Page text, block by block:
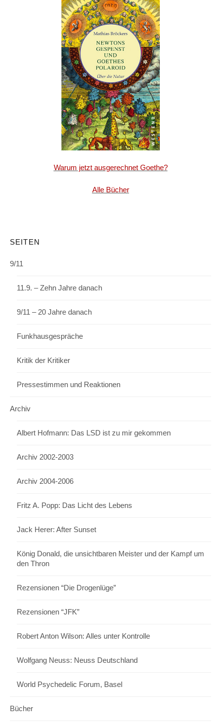
Warum jetzt ausgerechnet Goethe?
Alle Bücher
SEITEN
9/11
11.9. – Zehn Jahre danach
9/11 – 20 Jahre danach
Funkhausgespräche
Kritik der Kritiker
Pressestimmen und Reaktionen
Archiv
Albert Hofmann: Das LSD ist zu mir gekommen
Archiv 2002-2003
Archiv 2004-2006
Fritz A. Popp: Das Licht des Lebens
Jack Herer: After Sunset
König Donald, die unsichtbaren Meister und der Kampf um
den Thron
Rezensionen “Die Drogenlüge”
Rezensionen “JFK”
Robert Anton Wilson: Alles unter Kontrolle
Wolfgang Neuss: Neuss Deutschland
World Psychedelic Forum, Basel
Bücher